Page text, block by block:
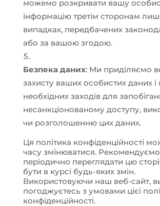
можемо розкривати вашу
інформацію третім сторонам
випадках, передбачених
або за вашою згодою.
Безпека даних: Ми приділяємо
захисту ваших особистих даних
необхідних заходів для
несанкціонованому доступу,
чи розголошенню цих даних.
Ця політика конфіденційності
часу змінюватися.
періодично переглядати цю
бути в курсі будь-яких змін.
Використовуючи наш веб-сайт,
погоджуєтесь з умовами цієї
конфіденційності.